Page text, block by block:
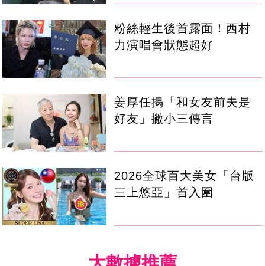
粉絲輕生後首露面！西村
力演唱會狀態超好
姜厚任揭「和女友前夫是
好友」撇小三傳言
2026全球百大美女「台版
三上悠亞」首入圍